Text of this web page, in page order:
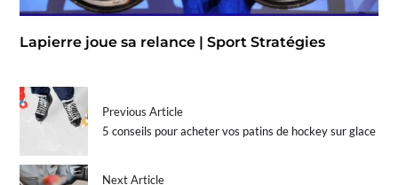
Lapierre joue sa relance | Sport Stratégies
Previous Article
5 conseils pour acheter vos patins de hockey sur glace
Next Article